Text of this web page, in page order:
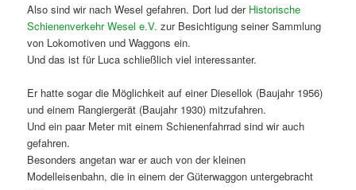
Also sind wir nach Wesel gefahren. Dort lud der Historische
Schienenverkehr Wesel e.V. zur Besichtigung seiner Sammlung
von Lokomotiven und Waggons ein.
Und das ist für Luca schließlich viel interessanter.
Er hatte sogar die Möglichkeit auf einer Diesellok (Baujahr 1956)
und einem Rangiergerät (Baujahr 1930) mitzufahren.
Und ein paar Meter mit einem Schienenfahrrad sind wir auch
gefahren.
Besonders angetan war er auch von der kleinen
Modelleisenbahn, die in einem der Güterwaggon untergebracht